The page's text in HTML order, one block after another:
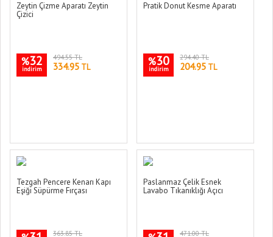
Zeytin Çizme Aparatı Zeytin
Çizici
%32
indirim
494.55 TL
334.95 TL
Pratik Donut Kesme Aparatı
%30
indirim
294.40 TL
204.95 TL
Tezgah Pencere Kenarı Kapı
Eşiği Süpürme Fırçası
363.85 TL
Paslanmaz Çelik Esnek
Lavabo Tıkanıklığı Açıcı
471.00 TL